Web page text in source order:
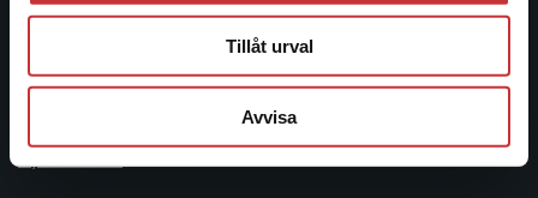
Tillåt urval
Avvisa
046-31 21 00
Frågor och svar
Systemkrav